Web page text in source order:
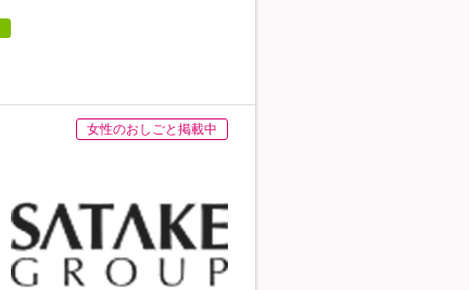
女性のおしごと掲載中